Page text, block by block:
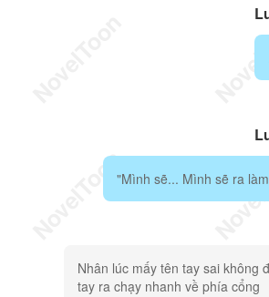
"Mình sẽ... Mình sẽ ra
Nhân lúc mấy tên tay sai không
tay ra chạy nhanh về phía cổng